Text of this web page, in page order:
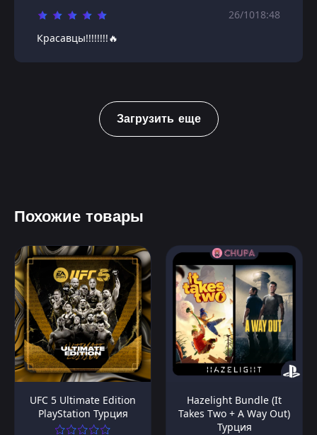
26/1018:48
Красавцы!!!!!!!!🔥
Загрузить еще
Похожие товары
UFC 5 Ultimate Edition
PlayStation Турция
Hazelight Bundle (It
Takes Two + A Way Out)
Турция